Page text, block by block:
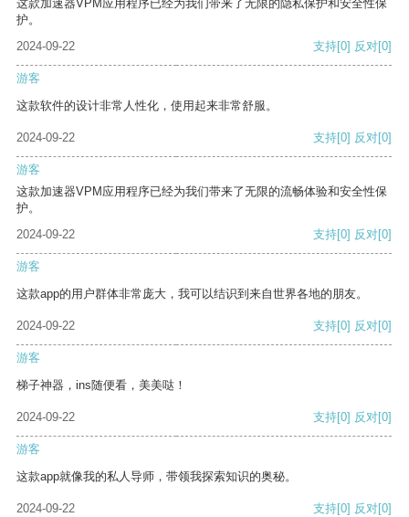
这款加速器VPM应用程序已经为我们带来了无限的隐私保护和安全性保
护。
2024-09-22
支持[0] 反对[0]
游客
这款软件的设计非常人性化，使用起来非常舒服。
2024-09-22 支持[0] 反对[0]
游客
这款加速器VPM应用程序已经为我们带来了无限的流畅体验和安全性保
护。
2024-09-22
支持[0] 反对[0]
游客
这款app的用户群体非常庞大，我可以结识到来自世界各地的朋友。
2024-09-22 支持[0] 反对[0]
游客
梯子神器，ins随便看，美美哒！
2024-09-22 支持[0] 反对[0]
游客
这款app就像我的私人导师，带领我探索知识的奥秘。
2024-09-22 支持[0] 反对[0]